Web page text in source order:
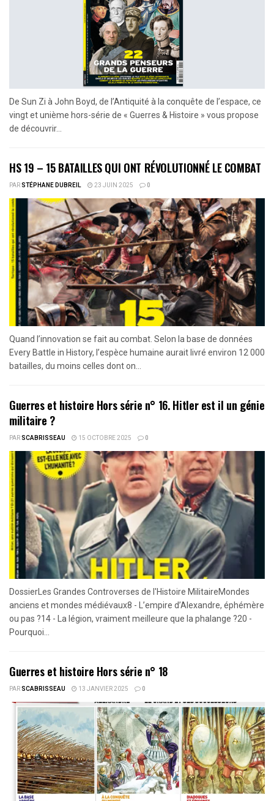
De Sun Zi à John Boyd, de l’Antiquité à la conquête de l’espace, ce
vingt et unième hors-série de « Guerres & Histoire » vous propose
de découvrir...
HS 19 – 15 BATAILLES QUI ONT RÉVOLUTIONNÉ LE COMBAT
PARSTÉPHANE DUBREIL 23 JUIN 2025 0
Quand l’innovation se fait au combat. Selon la base de données
Every Battle in History, l’espèce humaine aurait livré environ 12 000
batailles, du moins celles dont on...
Guerres et histoire Hors série n° 16. Hitler est il un génie
militaire ?
PARSCABRISSEAU 15 OCTOBRE 2025 0
DossierLes Grandes Controverses de l'Histoire MilitaireMondes
anciens et mondes médiévaux8 - L’empire d’Alexandre, éphémère
ou pas ?14 - La légion, vraiment meilleure que la phalange ?20 -
Pourquoi...
Guerres et histoire Hors série n° 18
PARSCABRISSEAU 13 JANVIER 2025 0